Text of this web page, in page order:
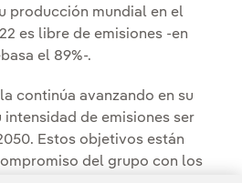
producción mundial en el
es libre de emisiones -en
el 89%-.
continúa avanzando en su
de emisiones ser
Estos objetivos están
del grupo con los